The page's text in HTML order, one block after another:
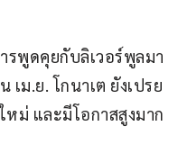
รพูดคุยกับลิเวอร์พูลมา
ม.ย. โกนาเต ยังเปรย
หม่ และมีโอกาสสูงมาก